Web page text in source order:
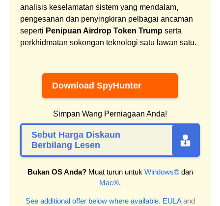
analisis keselamatan sistem yang mendalam,
pengesanan dan penyingkiran pelbagai ancaman
seperti Penipuan Airdrop Token Trump serta
perkhidmatan sokongan teknologi satu lawan satu.
Download SpyHunter
Simpan Wang Perniagaan Anda!
Sebut Harga Diskaun
Berbilang Lesen
Bukan OS Anda?Muat turun untuk Windows®dan
Mac®.
See additional offer below where available. EULAand